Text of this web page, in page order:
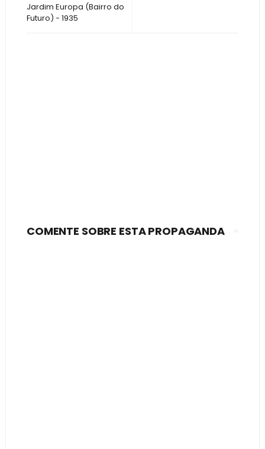
Jardim Europa (Bairro do
Futuro) - 1935
COMENTE SOBRE ESTA PROPAGANDA